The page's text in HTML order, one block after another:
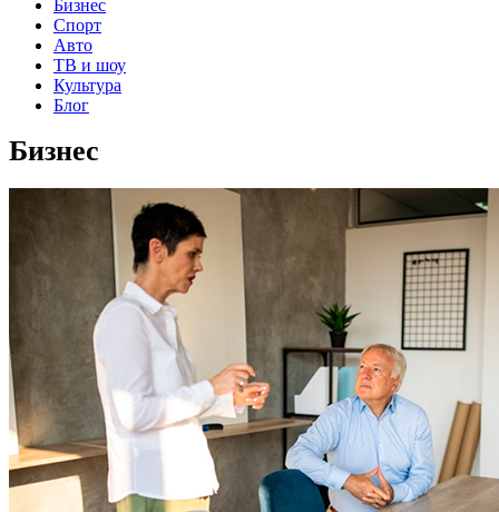
Бизнес
Спорт
Авто
ТВ и шоу
Культура
Блог
Бизнес